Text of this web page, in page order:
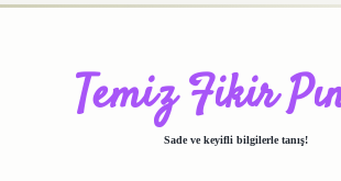
Temiz Fikir
Sade ve keyifli bilgilerle tanış!